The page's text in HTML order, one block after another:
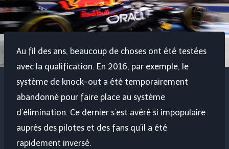
Au fil des ans, beaucoup de choses ont été testées
avec la qualification. En 2016, par exemple, le
système de knock-out a été temporairement
abandonné pour faire place au système
d’élimination. Ce dernier s’est avéré si impopulaire
auprès des pilotes et des fans qu’il a été
rapidement inversé.